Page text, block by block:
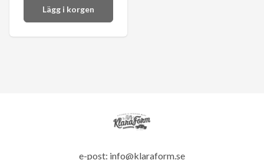
Lägg i korgen
e-post: info@klaraform.se